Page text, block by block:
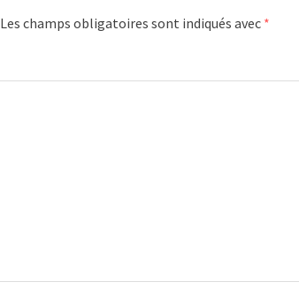
Les champs obligatoires sont indiqués avec *